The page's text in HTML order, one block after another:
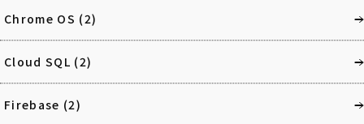
Chrome OS (2)
Cloud SQL (2)
Firebase (2)